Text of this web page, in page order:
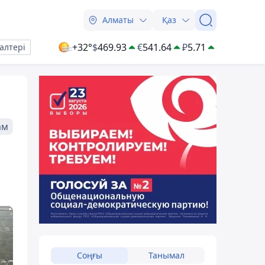
Алматы Қаз
+32°$469.93 €541.64 ₽5.71
Соңғы Танымал